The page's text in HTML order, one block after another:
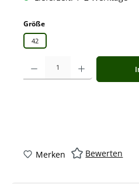
Größeauswählen
42
Produkt Anzahl: Gib den
Merken Bewerten